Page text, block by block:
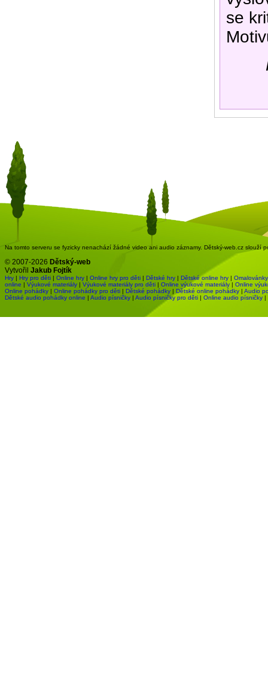
se
Na tomto serveru se fyzicky nenachází žádné video ani audio záznamy. Dětský-web.cz slouží
© 2007-2026 Dětský-web
Vytvořil Jakub Fojtík
Hry | Hry pro děti | Online hry | Online hry pro děti | Dětské hry | Dětské online hry | Omalovánky
online | Výukové materiály | Výukové materiály pro děti | Online výukové materiály | Online
Online pohádky | Online pohádky pro děti | Dětské pohádky | Dětské online pohádky | Audio
Dětské audio pohádky online | Audio písničky | Audio písničky pro děti | Online audio písničky |